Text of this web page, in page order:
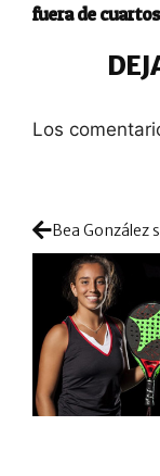
fuera de cuartos
Los